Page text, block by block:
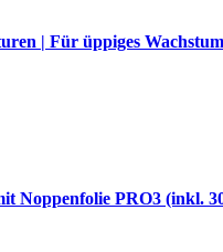
| Für üppiges
Noppenfolie PRO3 (inkl.